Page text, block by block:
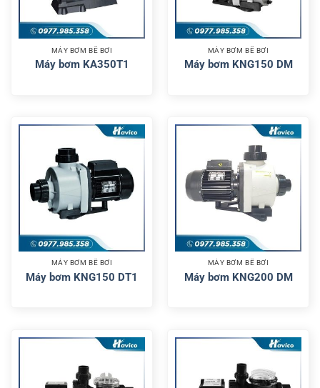
MÁY BƠM BỂ BƠI
Máy bơm KA350T1
MÁY BƠM BỂ BƠI
Máy bơm KNG150 DM
MÁY BƠM BỂ BƠI
Máy bơm KNG150 DT1
MÁY BƠM BỂ BƠI
Máy bơm KNG200 DM